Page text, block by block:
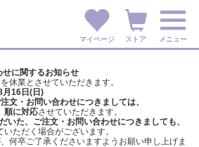
マイページ ストア メニュー
に関するお知らせ
休業とさせていただきます。
月16日(日)
文・お問い合わせにつきましては、
順に対応させていただきます。
いた、ご注文・ お問い合わせにつきましても、
いただく場合がございます。
何卒ご了承くださいますようお願い申し上げま